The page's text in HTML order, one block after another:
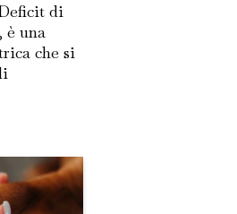
di
è una
che si